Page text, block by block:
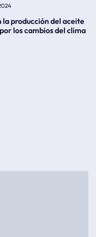
la producción del aceite
los cambios del clima